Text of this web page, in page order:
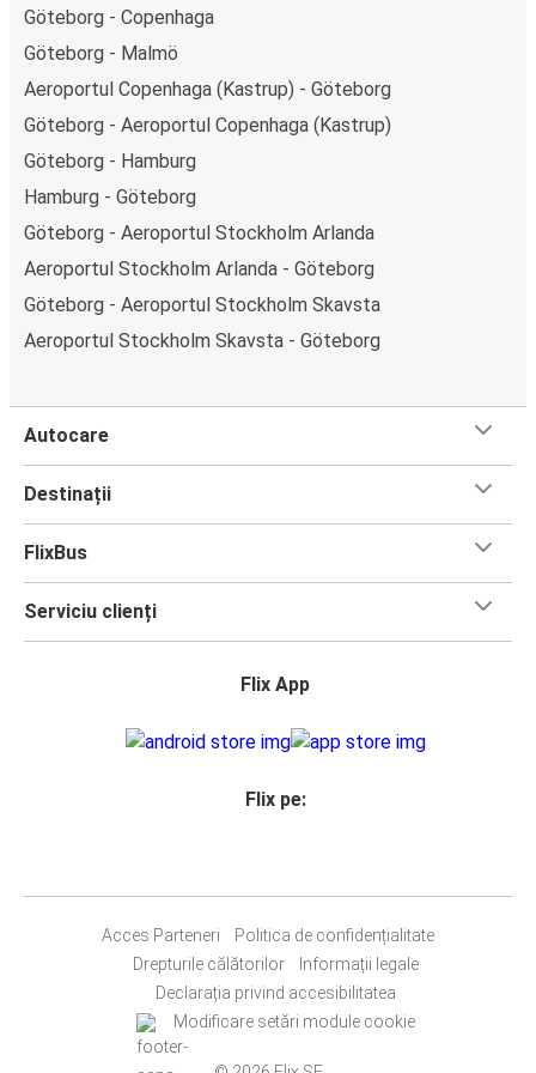
Göteborg - Copenhaga
Göteborg - Malmö
Aeroportul Copenhaga (Kastrup) - Göteborg
Göteborg - Aeroportul Copenhaga (Kastrup)
Göteborg - Hamburg
Hamburg - Göteborg
Göteborg - Aeroportul Stockholm Arlanda
Aeroportul Stockholm Arlanda - Göteborg
Göteborg - Aeroportul Stockholm Skavsta
Aeroportul Stockholm Skavsta - Göteborg
Autocare
Destinații
FlixBus
Serviciu clienți
Flix App
Flix pe:
Acces Parteneri
Politica de confidențialitate
Drepturile călătorilor
Informații legale
Declarația privind accesibilitatea
Modificare setări module cookie